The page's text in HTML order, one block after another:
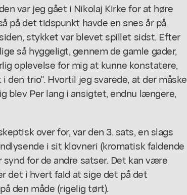
var jeg gået i Nikolaj Kirke for at høre
på det tidspunkt havde en snes år på
stykket var blevet spillet sidst. Efter
så hyggeligt, gennem de gamle gader,
oplevelse for mig at kunne konstatere,
den trio". Hvortil jeg svarede, at der måske
blev Per lang i ansigtet, endnu længere,
over for, var den 3. sats, en slags
i sit klovneri (kromatisk faldende
for de andre satser. Det kan være
det i hvert fald at sige det på det
den måde (rigelig tørt).